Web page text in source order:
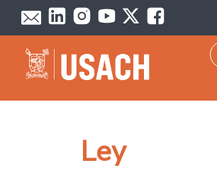
Passar para o conteúdo principal
Ley